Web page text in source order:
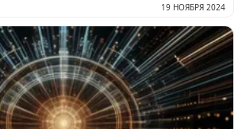
19 НОЯБРЯ 2024